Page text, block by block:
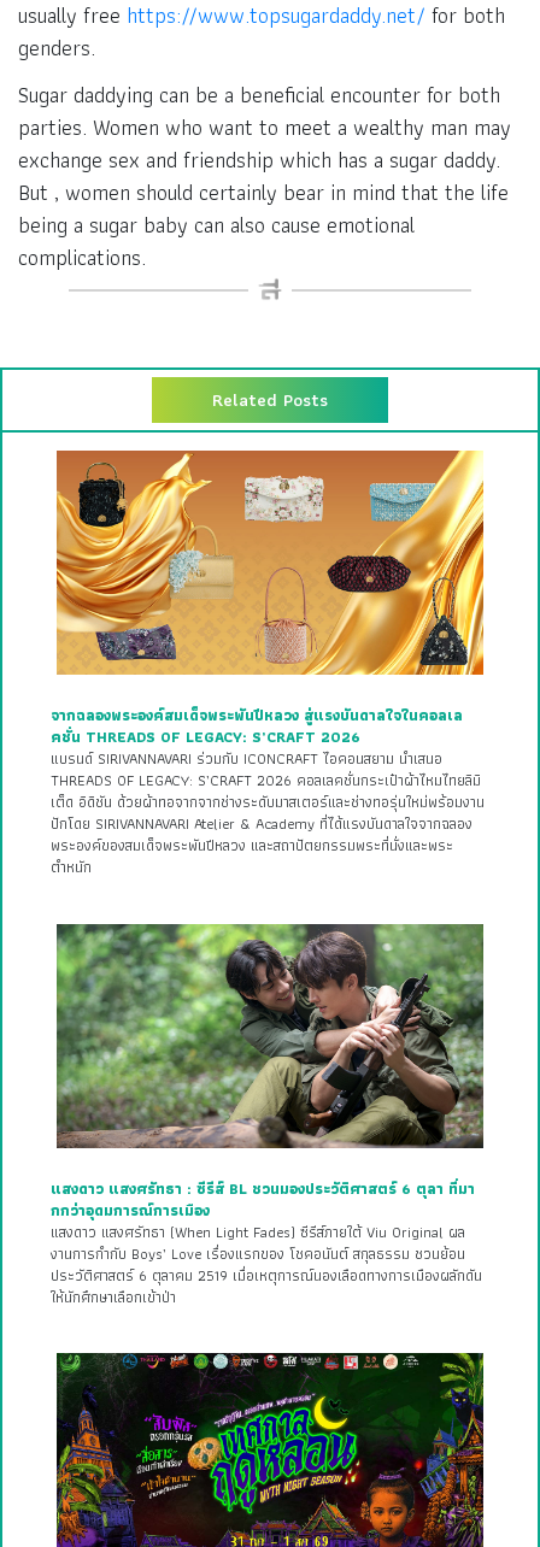
usually free https://www.topsugardaddy.net/ for both
genders.
Sugar daddying can be a beneficial encounter for both
parties. Women who want to meet a wealthy man may
exchange sex and friendship which has a sugar daddy.
But , women should certainly bear in mind that the life
being a sugar baby can also cause emotional
complications.
Related Posts
จากฉลองพระองค์สมเด็จพระพันปีหลวง สู่แรงบันดาลใจในคอลเล
คชั่น THREADS OF LEGACY: S’CRAFT 2026
แบรนด์ SIRIVANNAVARI ร่วมกับ ICONCRAFT ไอคอนสยาม นำเสนอ
THREADS OF LEGACY: S’CRAFT 2026 คอลเลคชั่นกระเป๋าผ้าไหมไทยลิมิ
เต็ด อิดิชัน ด้วยผ้าทอจากจากช่างระดับมาสเตอร์และช่างทอรุ่นใหม่พร้อมงาน
ปักโดย SIRIVANNAVARI Atelier & Academy ที่ได้แรงบันดาลใจจากฉลอง
พระองค์ของสมเด็จพระพันปีหลวง และสถาปัตยกรรมพระที่นั่งและพระ
ตำหนัก
แสงดาว แสงศรัทธา : ซีรีส์ BL ชวนมองประวัติศาสตร์ 6 ตุลา ที่มา
กกว่าอุดมการณ์การเมือง
แสงดาว แสงศรัทธา (When Light Fades) ซีรีส์ภายใต้ Viu Original ผล
งานการกำกับ Boys’ Love เรื่องแรกของ โชคอนันต์ สกุลธรรม ชวนย้อน
ประวัติศาสตร์ 6 ตุลาคม 2519 เมื่อเหตุการณ์นองเลือดทางการเมืองผลักดัน
ให้นักศึกษาเลือกเข้าป่า